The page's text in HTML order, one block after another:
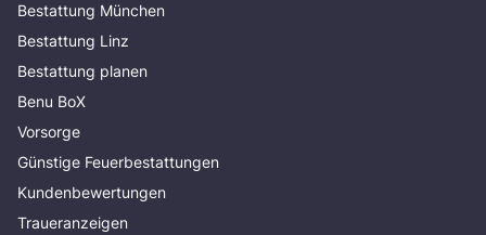
Bestattung München
Bestattung Linz
Bestattung planen
Benu BoX
Vorsorge
Günstige Feuerbestattungen
Kundenbewertungen
Traueranzeigen